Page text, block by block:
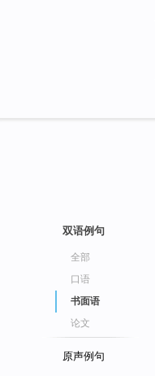
双语例句
全部
口语
书面语
论文
原声例句